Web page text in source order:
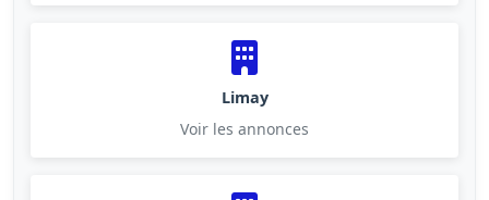
Limay
Voir les annonces